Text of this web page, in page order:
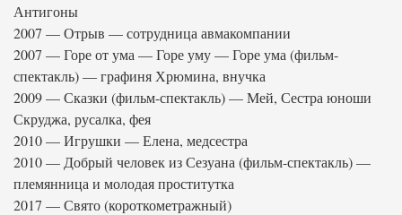
Антигоны
2007 — Отрыв — сотрудница авмакомпании
2007 — Горе от ума — Горе уму — Горе ума (фильм-
спектакль) — графиня Хрюмина, внучка
2009 — Сказки (фильм-спектакль) — Мей, Сестра юноши
Скруджа, русалка, фея
2010 — Игрушки — Елена, медсестра
2010 — Добрый человек из Сезуана (фильм-спектакль) —
племянница и молодая проститутка
2017 — Свято (короткометражный)